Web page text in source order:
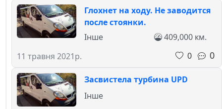
Глохнет на ходу. Не заводится
после стоянки.
11 травня 2021р.
Інше
409,000 км.
0
0
Засвистела турбина UPD
Інше